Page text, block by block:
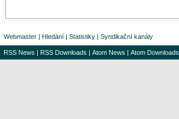
Webmaster | Hledání | Statistiky | Syndikační kanály
RSS News | RSS Downloads | Atom News | Atom Downloads